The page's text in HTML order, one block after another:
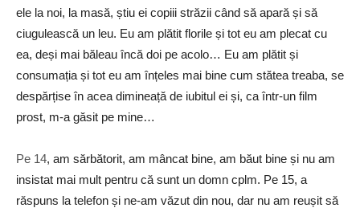
ele la noi, la masă, știu ei copiii străzii când să apară și să
ciugulească un leu. Eu am plătit florile și tot eu am plecat cu
ea, deși mai băleau încă doi pe acolo… Eu am plătit și
consumația și tot eu am înțeles mai bine cum stătea treaba, se
despărțise în acea dimineață de iubitul ei și, ca într-un film
prost, m-a găsit pe mine…
Pe 14, am sărbătorit, am mâncat bine, am băut bine și nu am
insistat mai mult pentru că sunt un domn cplm. Pe 15, a
răspuns la telefon și ne-am văzut din nou, dar nu am reușit să